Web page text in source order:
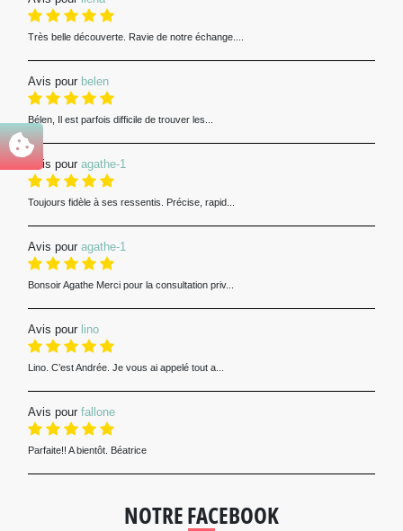
Très belle découverte. Ravie de notre échange....
Avis pour belen
Bélen, Il est parfois difficile de trouver les...
Avis pour agathe-1
Toujours fidèle à ses ressentis. Précise, rapid...
Avis pour agathe-1
Bonsoir Agathe Merci pour la consultation priv...
Avis pour lino
Lino. C’est Andrée. Je vous ai appelé tout a...
Avis pour fallone
Parfaite!! A bientôt. Béatrice
NOTRE FACEBOOK